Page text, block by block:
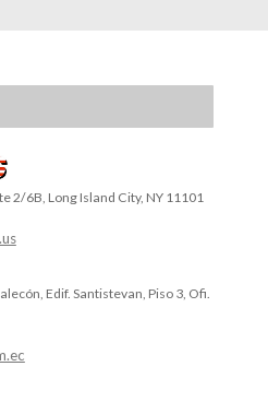
2/6B, Long Island City, NY 11101
Edif. Santistevan, Piso 3, Ofi.